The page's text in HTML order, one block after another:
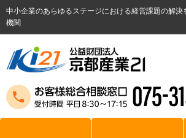
中小企業のあらゆるステージにおける経営課題の解決
機関